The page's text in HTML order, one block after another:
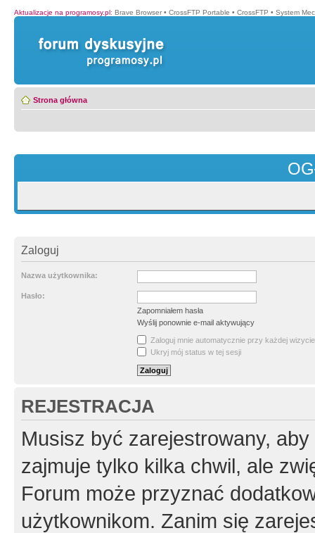
Aktualizacje na programosy.pl: Brave Browser • CrossFTP Portable • CrossFTP • System
Strona główna
Zaloguj
Nazwa użytkownika:
Hasło:
Zapomniałem hasła
Wyślij ponownie e-mail aktywujący
Zaloguj mnie automatycznie przy każdej wizycie
Ukryj mój status w tej sesji
REJESTRACJA
Musisz być zarejestrowany,
zajmuje tylko kilka chwil, ale
Forum może przyznać
użytkownikom. Zanim się